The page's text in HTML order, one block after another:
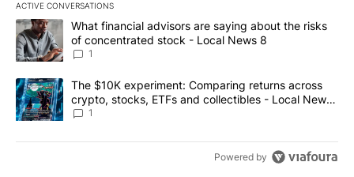
ACTIVE CONVERSATIONS
The following is a list of the most commented articles in the last
A trending article titled "What financial advisors are saying
What financial advisors are saying about the risks
of concentrated stock - Local News 8
1
A trending article titled "The $10K experiment: Comparing
The $10K experiment: Comparing returns across
crypto, stocks, ETFs and collectibles - Local News
8
1
Powered by